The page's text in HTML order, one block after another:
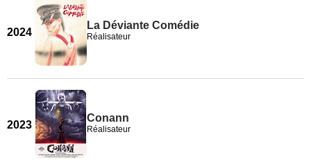
2024
La Déviante Comédie
Réalisateur
2023
Conann
Réalisateur